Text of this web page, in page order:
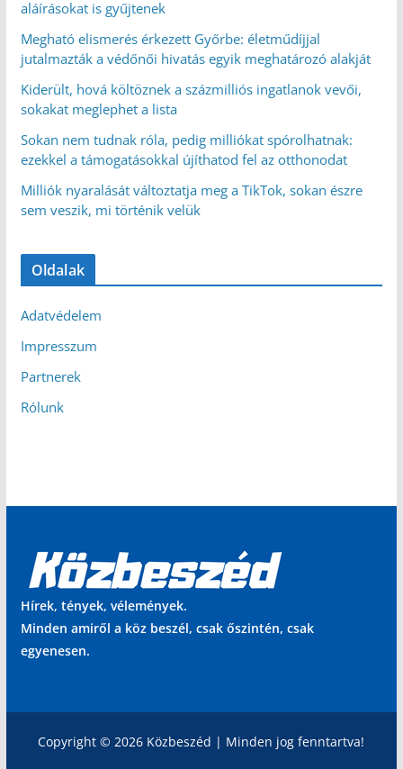
aláírásokat is gyűjtenek
Megható elismerés érkezett Győrbe: életműdíjjal
jutalmazták a védőnői hivatás egyik meghatározó alakját
Kiderült, hová költöznek a százmilliós ingatlanok vevői,
sokakat meglephet a lista
Sokan nem tudnak róla, pedig milliókat spórolhatnak:
ezekkel a támogatásokkal újíthatod fel az otthonodat
Milliók nyaralását változtatja meg a TikTok, sokan észre
sem veszik, mi történik velük
Oldalak
Adatvédelem
Impresszum
Partnerek
Rólunk
Hírek, tények, vélemények.
Minden amiről a köz beszél, csak őszintén, csak
egyenesen.
Copyright © 2026 Közbeszéd | Minden jog fenntartva!